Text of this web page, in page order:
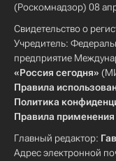
(Роскомнадзор) 08
Свидетельство о
Учредитель:
предприятие
«Россия сегодня»
Правила
Политика
Правила
Главный редактор:
Адрес электронной